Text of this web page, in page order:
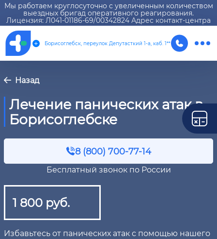
Мы работаем круглосуточно с увеличенным количеством
выездных бригад оперативного реагирования.
Лицензия: Л041-01186-69/00342824 Адрес контакт-центра
Борисоглебск, переулок Депутасткий 1-а, каб. 1**
Назад
Лечение панических атак в
Борисоглебске
8 (800) 700-77-14
Бесплатный звонок по России
1 800 руб.
Избавьтесь от панических атак с помощью нашего